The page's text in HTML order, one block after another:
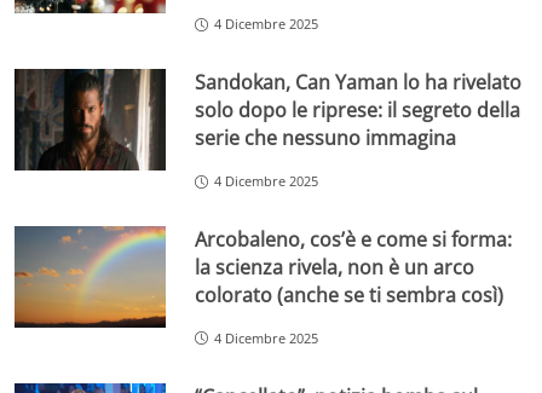
4 Dicembre 2025
Sandokan, Can Yaman lo ha rivelato
solo dopo le riprese: il segreto della
serie che nessuno immagina
4 Dicembre 2025
Arcobaleno, cos’è e come si forma:
la scienza rivela, non è un arco
colorato (anche se ti sembra così)
4 Dicembre 2025